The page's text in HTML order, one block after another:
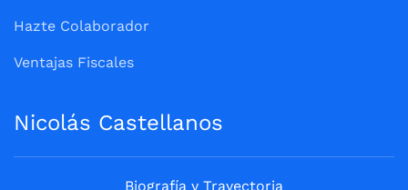
Hazte Colaborador
Ventajas Fiscales
Nicolás Castellanos
Biografía y Trayectoria